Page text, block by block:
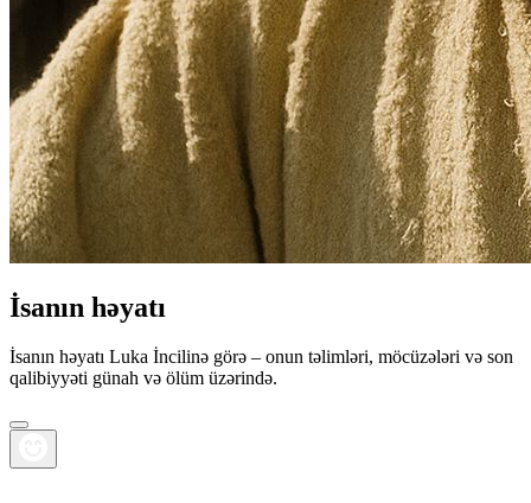
İsanın həyatı
İsanın həyatı Luka İncilinə görə – onun təlimləri, möcüzələri və son
qalibiyyəti günah və ölüm üzərində.